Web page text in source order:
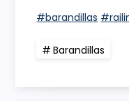
#barandillas
Barandillas